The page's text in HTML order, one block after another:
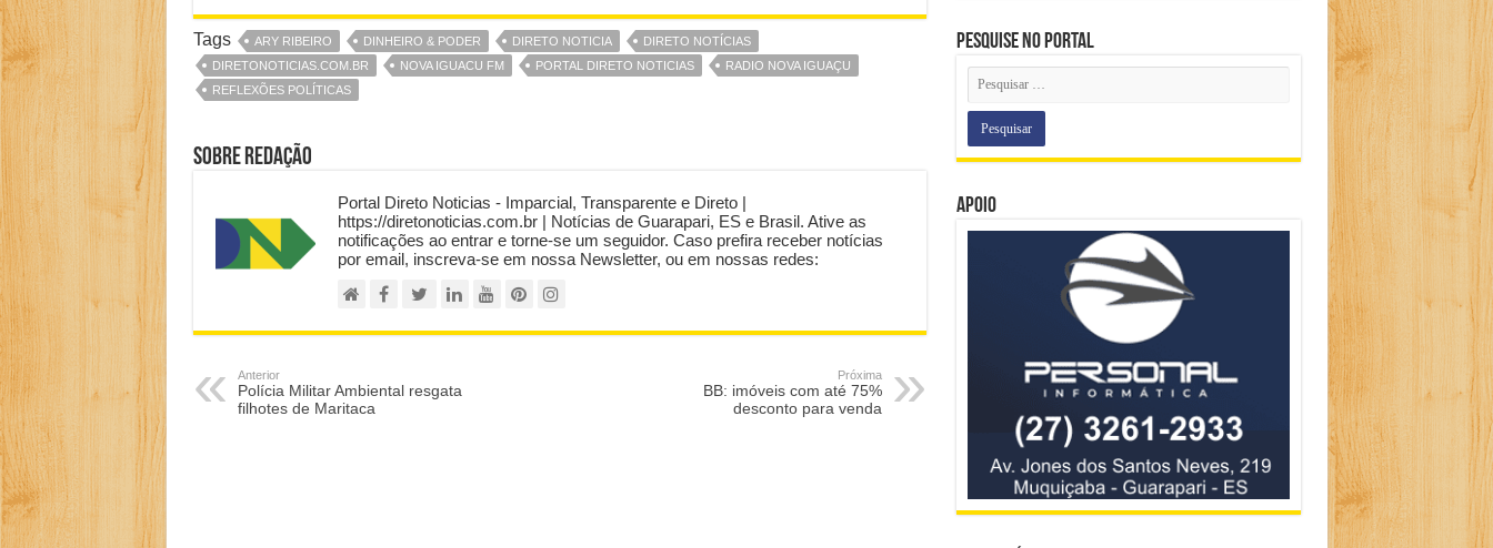
aumentar
diminuir
Tags ARY RIBEIRO DINHEIRO & PODER DIRETO NOTICIA
DIRETO NOTÍCIAS
DIRETONOTICIAS.COM.BR
NOVA IGUACU FM PORTAL DIRETO NOTICIAS
RADIO NOVA IGUAÇU
REFLEXÕES POLÍTICAS
Sobre Redação
Portal Direto Noticias - Imparcial, Transparente e Direto |
https://diretonoticias.com.br | Notícias de Guarapari, ES e Brasil. Ative as
notificações ao entrar e torne-se um seguidor. Caso prefira receber notícias
por email, inscreva-se em nossa Newsletter, ou em nossas redes:
Anterior
Polícia Militar Ambiental resgata
filhotes de Maritaca
Próxima
BB: imóveis com até 75%
desconto para venda
Pesquise no portal
Apoio